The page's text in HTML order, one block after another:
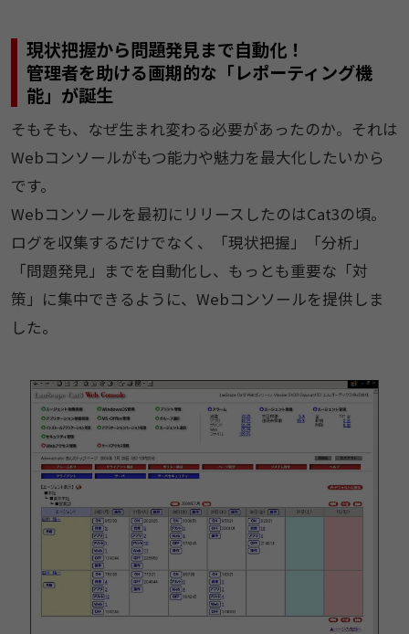
現状把握から問題発見まで自動化！
管理者を助ける画期的な「レポーティング機
能」が誕生
そもそも、なぜ生まれ変わる必要があったのか。それは
Webコンソールがもつ能力や魅力を最大化したいから
です。
Webコンソールを最初にリリースしたのはCat3の頃。
ログを収集するだけでなく、「現状把握」「分析」
「問題発見」までを自動化し、もっとも重要な「対
策」に集中できるように、Webコンソールを提供しま
した。